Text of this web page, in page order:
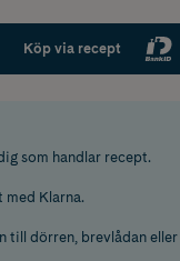
Köp via recept
som handlar recept.
med Klarna.
till dörren, brevlådan